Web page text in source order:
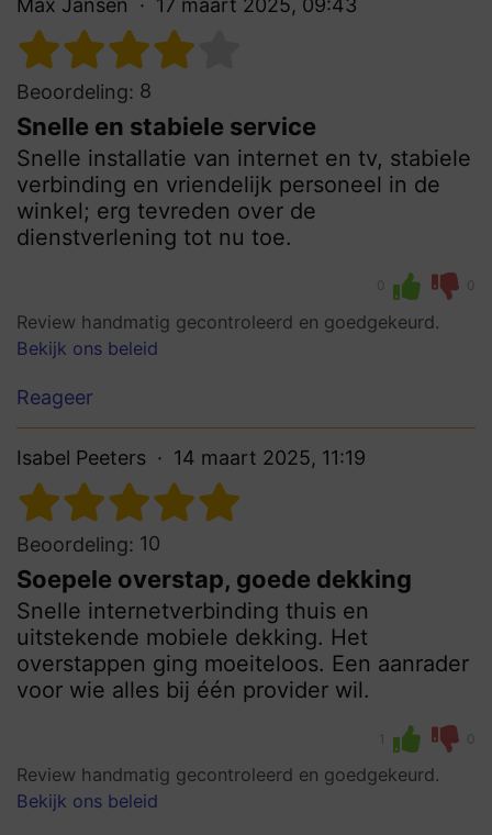
Max Jansen 17 maart 2025, 09:43
Beoordeling: 8
Snelle en stabiele service
Snelle installatie van internet en tv, stabiele
verbinding en vriendelijk personeel in de
winkel; erg tevreden over de
dienstverlening tot nu toe.
0 0
Review handmatig gecontroleerd en goedgekeurd.
Bekijk ons beleid
Reageer
Isabel Peeters 14 maart 2025, 11:19
Beoordeling: 10
Soepele overstap, goede dekking
Snelle internetverbinding thuis en
uitstekende mobiele dekking. Het
overstappen ging moeiteloos. Een aanrader
voor wie alles bij één provider wil.
1 0
Review handmatig gecontroleerd en goedgekeurd.
Bekijk ons beleid